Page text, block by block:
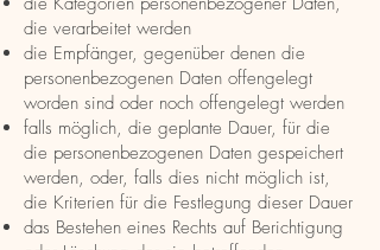
die verarbeitet werden
die Empfänger, gegenüber denen die
personenbezogenen Daten offengelegt
worden sind oder noch offengelegt werden
falls möglich, die geplante Dauer, für die
die personenbezogenen Daten gespeichert
werden, oder, falls dies nicht möglich ist,
die Kriterien für die Festlegung dieser Dauer
das Bestehen eines Rechts auf Berichtigung